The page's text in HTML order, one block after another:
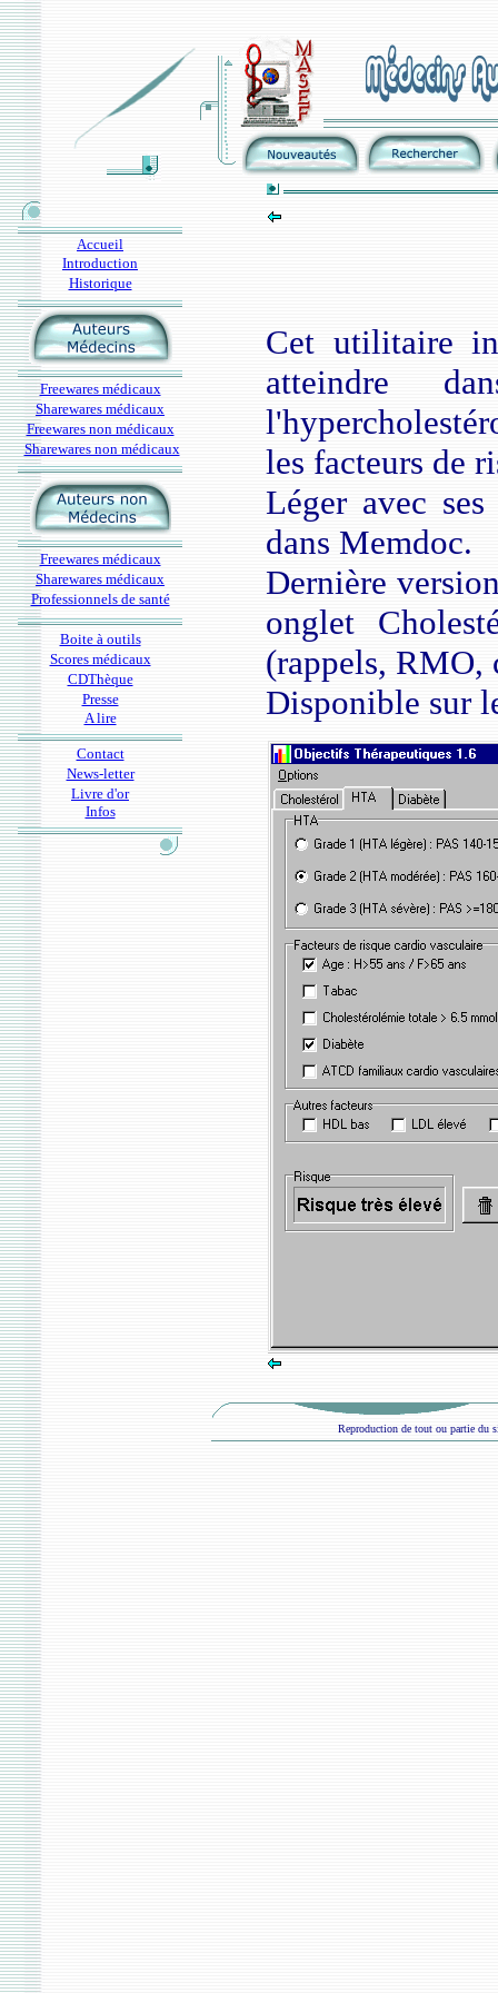
Accueil
Introduction
Historique
Freewares médicaux
Sharewares médicaux
Freewares non médicaux
Sharewares non médicaux
Freewares médicaux
Sharewares médicaux
Professionnels de santé
Boite à outils
Scores médicaux
CDThèque
Presse
A lire
Contact
News-letter
Livre d'or
Infos
Cet utilitaire
atteindre
les facteurs de
Léger avec
dans Memdoc.
Dernière
onglet
(rappels, RMO,
Disponible sur
Reproduction de tout ou partie du